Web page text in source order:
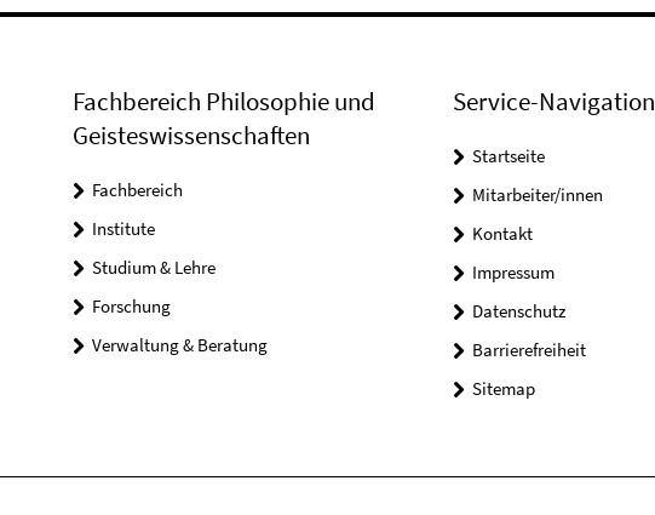
Fachbereich Philosophie und
Geisteswissenschaften
Fachbereich
Institute
Studium & Lehre
Forschung
Verwaltung & Beratung
Service-Navigation
Startseite
Mitarbeiter/innen
Kontakt
Impressum
Datenschutz
Barrierefreiheit
Sitemap